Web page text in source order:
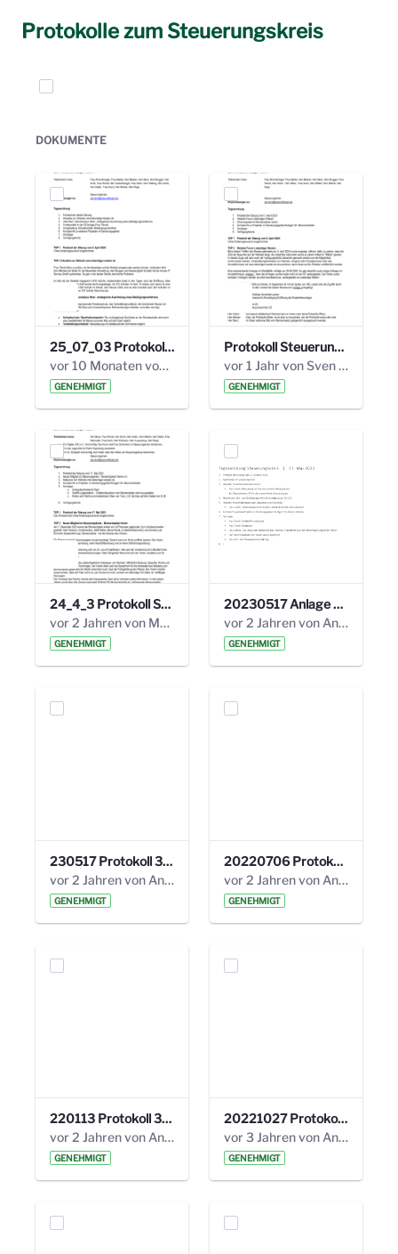
Protokolle zum Steuerungskreis
Elemente auswählen
DOKUMENTE
25_07_03 Protokoll Steuerungskreis.pdf
vor 10 Monaten von Alexander Orlowski
GENEHMIGT
Protokoll Steuerungskreis_06.02.2025 .pdf
vor 1 Jahr von Sven Hitzler
GENEHMIGT
24_4_3 Protokoll Steuerungskreis.pdf
vor 2 Jahren von Marcel Eckert
GENEHMIGT
20230517 Anlage 1_35. Steuerungskreis.pdf
vor 2 Jahren von Anni Schlumberger
GENEHMIGT
230517 Protokoll 35. Steuerungskreis.pdf
vor 2 Jahren von Anni Schlumberger
GENEHMIGT
20220706 Protokoll 33. Steuerungskreis.pdf
vor 2 Jahren von Anni Schlumberger
GENEHMIGT
220113 Protokoll 32. Steuerungskreis.pdf
vor 2 Jahren von Anni Schlumberger
GENEHMIGT
20221027 Protokoll 34. Steuerungskreis.pdf
vor 3 Jahren von Anni Schlumberger
GENEHMIGT